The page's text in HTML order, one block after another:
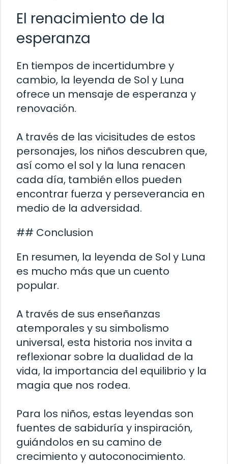
El renacimiento de la
esperanza
En tiempos de incertidumbre y
cambio, la leyenda de Sol y Luna
ofrece un mensaje de esperanza y
renovación.
A través de las vicisitudes de estos
personajes, los niños descubren que,
así como el sol y la luna renacen
cada día, también ellos pueden
encontrar fuerza y perseverancia en
medio de la adversidad.
## Conclusion
En resumen, la leyenda de Sol y Luna
es mucho más que un cuento
popular.
A través de sus enseñanzas
atemporales y su simbolismo
universal, esta historia nos invita a
reflexionar sobre la dualidad de la
vida, la importancia del equilibrio y la
magia que nos rodea.
Para los niños, estas leyendas son
fuentes de sabiduría y inspiración,
guiándolos en su camino de
crecimiento y autoconocimiento.